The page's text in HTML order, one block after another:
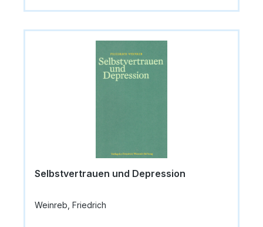
Selbstvertrauen und Depression
Weinreb, Friedrich